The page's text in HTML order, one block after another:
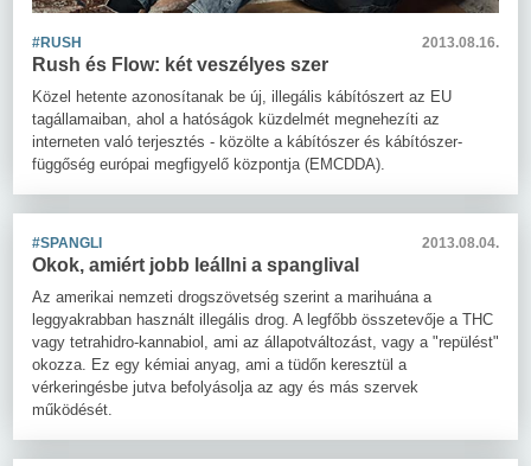
#RUSH 2013.08.16.
Rush és Flow: két veszélyes szer
Közel hetente azonosítanak be új, illegális kábítószert az EU
tagállamaiban, ahol a hatóságok küzdelmét megnehezíti az
interneten való terjesztés - közölte a kábítószer és kábítószer-
függőség európai megfigyelő központja (EMCDDA).
#SPANGLI 2013.08.04.
Okok, amiért jobb leállni a spanglival
Az amerikai nemzeti drogszövetség szerint a marihuána a
leggyakrabban használt illegális drog. A legfőbb összetevője a THC
vagy tetrahidro-kannabiol, ami az állapotváltozást, vagy a "repülést"
okozza. Ez egy kémiai anyag, ami a tüdőn keresztül a
vérkeringésbe jutva befolyásolja az agy és más szervek
működését.